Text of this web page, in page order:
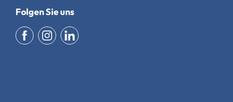
Folgen Sie uns